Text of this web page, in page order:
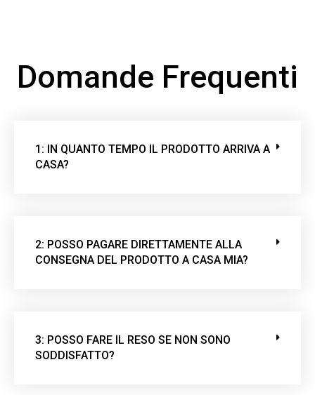
Domande Frequenti
1: IN QUANTO TEMPO IL PRODOTTO ARRIVA A
CASA?
2: POSSO PAGARE DIRETTAMENTE ALLA
CONSEGNA DEL PRODOTTO A CASA MIA?
3: POSSO FARE IL RESO SE NON SONO
SODDISFATTO?